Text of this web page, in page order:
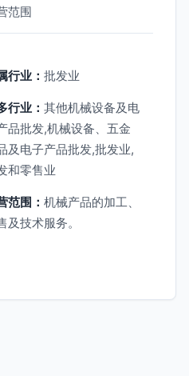
范围
行业： 批发业
行业： 其他机械设备及电
品批发,机械设备、五金
及电子产品批发,批发业,
和零售业
范围： 机械产品的加工、
及技术服务。